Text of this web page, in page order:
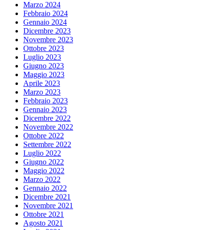
Marzo 2024
Febbraio 2024
Gennaio 2024
Dicembre 2023
Novembre 2023
Ottobre 2023
Luglio 2023
Giugno 2023
Maggio 2023
Aprile 2023
Marzo 2023
Febbraio 2023
Gennaio 2023
Dicembre 2022
Novembre 2022
Ottobre 2022
Settembre 2022
Luglio 2022
Giugno 2022
Maggio 2022
Marzo 2022
Gennaio 2022
Dicembre 2021
Novembre 2021
Ottobre 2021
Agosto 2021